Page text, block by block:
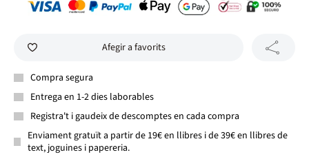
Afegir a favorits
Compra segura
Entrega en 1-2 dies laborables
Registra't i gaudeix de descomptes en cada compra
Enviament gratuït a partir de 19€ en llibres i de 39€ en llibres de
text, joguines i papereria.